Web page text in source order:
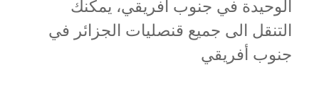
الوحيدة في جنوب أفريقي، يمكنك
التنقل الى جميع قنصليات الجزائر في
جنوب أفريقي